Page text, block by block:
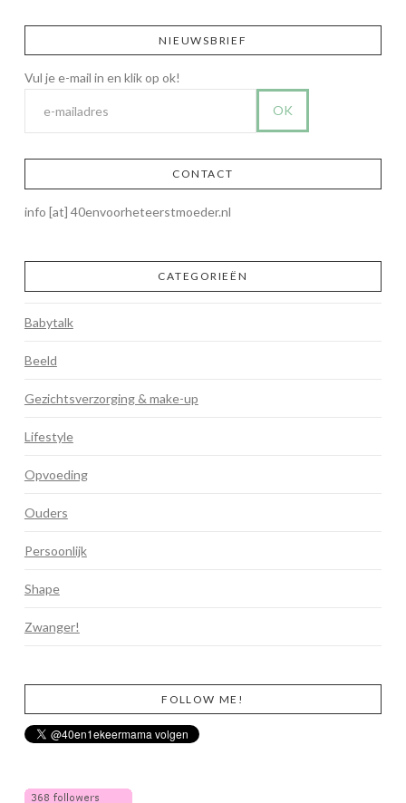
NIEUWSBRIEF
CONTACT
info [at] 40envoorheteerstmoeder.nl
CATEGORIEËN
Babytalk
Beeld
Gezichtsverzorging & make-up
Lifestyle
Opvoeding
Ouders
Persoonlijk
Shape
Zwanger!
FOLLOW ME!